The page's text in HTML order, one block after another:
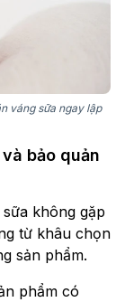
váng sữa ngay lập
bảo quản
không gặp
từ khâu chọn
sản phẩm.
phẩm có